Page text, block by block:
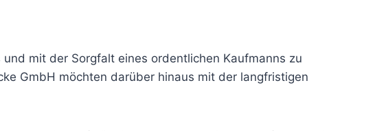
mit der Sorgfalt eines ordentlichen Kaufmanns zu
GmbH möchten darüber hinaus mit der langfristigen